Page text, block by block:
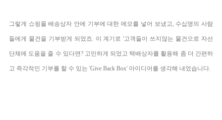
그렇게 쇼핑몰 배송상자 안에 기부에 대한 메모를 넣어 보냈고, 수십명의 사람
들에게 물건을 기부받게 되었죠. 이 계기로 '고객들이 쓰지않는 물건으로 자선
단체에 도움을 줄 수 있다면? 고민하게 되었고 택배상자를 활용해 좀 더 간편하
고 즉각적인 기부를 할 수 있는 'Give Back Box' 아이디어를 생각해 내었습니다.